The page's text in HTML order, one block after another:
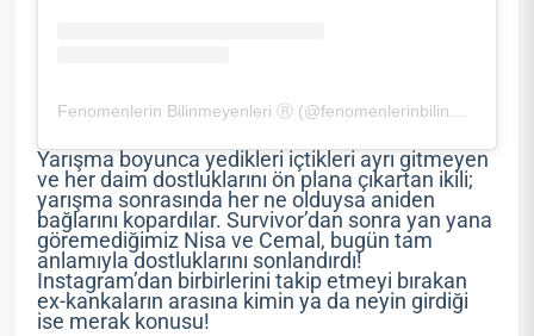
Fenomenlerin Bilinmeyenleri Ⓡ (@fenomenlerinbilinmeyenleritr)’in paylaştığı bir gönderi
Yarışma boyunca yedikleri içtikleri ayrı gitmeyen
ve her daim dostluklarını ön plana çıkartan ikili;
yarışma sonrasında her ne olduysa aniden
bağlarını kopardılar. Survivor’dan sonra yan yana
göremediğimiz Nisa ve Cemal, bugün tam
anlamıyla dostluklarını sonlandırdı!
Instagram’dan birbirlerini takip etmeyi bırakan
ex-kankaların arasına kimin ya da neyin girdiği
ise merak konusu!